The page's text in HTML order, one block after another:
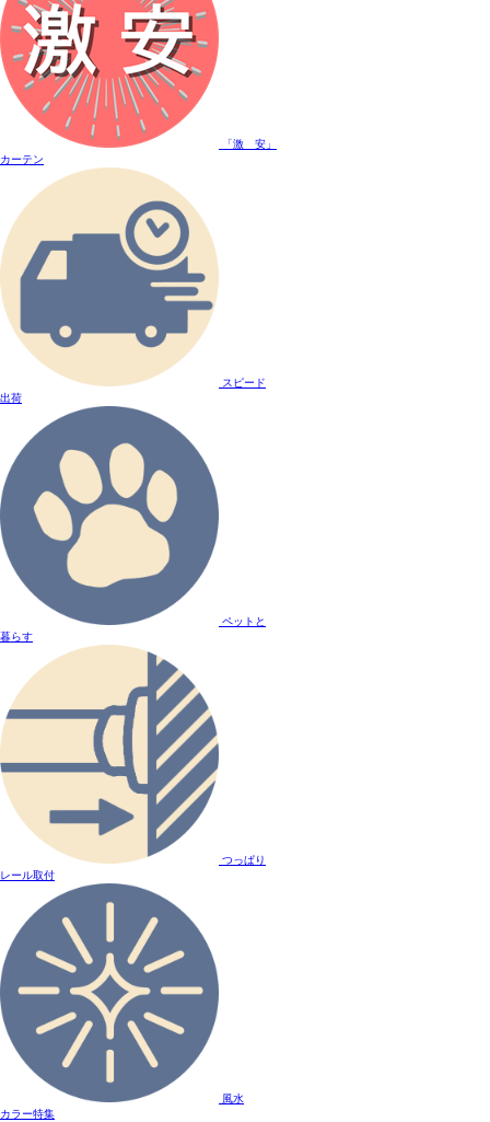
「激 安」
カーテン
スピード
出荷
ペットと
暮らす
つっぱり
レール取付
風水
カラー特集